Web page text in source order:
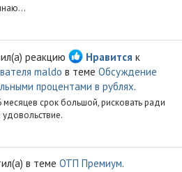
реакцию Нравится к
maldo в теме Обсуждение
процентами в рублях.
месяцев срок большой, рисковать ради
в теме ОТП Премиум.